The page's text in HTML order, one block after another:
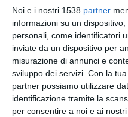
Noi e i nostri 1538 partner
informazioni su un
personali, come identificatori
inviate da un dispositivo per
misurazione di annunci e
sviluppo dei servizi. Con la
partner possiamo utilizzare
identificazione tramite la
per consentire a noi e ai
INVIA